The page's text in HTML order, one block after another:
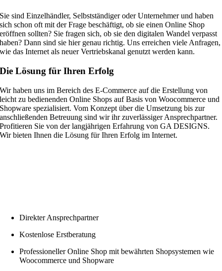
Sie sind Einzelhändler, Selbstständiger oder Unternehmer und haben
sich schon oft mit der Frage beschäftigt, ob sie einen Online Shop
eröffnen sollten? Sie fragen sich, ob sie den digitalen Wandel verpasst
haben? Dann sind sie hier genau richtig. Uns erreichen viele Anfragen,
wie das Internet als neuer Vertriebskanal genutzt werden kann.
Die Lösung für Ihren Erfolg
Wir haben uns im Bereich des E-Commerce auf die Erstellung von
leicht zu bedienenden Online Shops auf Basis von Woocommerce und
Shopware spezialisiert. Vom Konzept über die Umsetzung bis zur
anschließenden Betreuung sind wir ihr zuverlässiger Ansprechpartner.
Profitieren Sie von der langjährigen Erfahrung von GA DESIGNS.
Wir bieten Ihnen die Lösung für Ihren Erfolg im Internet.
Direkter Ansprechpartner
Kostenlose Erstberatung
Professioneller Online Shop mit bewährten Shopsystemen wie
Woocommerce und Shopware